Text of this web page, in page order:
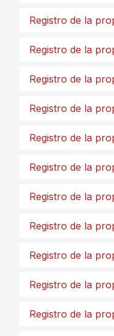
Registro de la
Registro de la
Registro de la
Registro de la
Registro de la
Registro de la
Registro de la
Registro de la
Registro de la
Registro de la
Registro de la